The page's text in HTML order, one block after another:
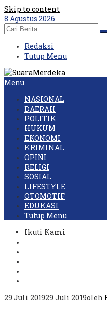
Skip to content
8 Agustus 2026
Redaksi
Tutup Menu
Menu
NASIONAL
DAERAH
POLITIK
HUKUM
EKONOMI
KRIMINAL
OPINI
RELIGI
SOSIAL
LIFESTYLE
OTOMOTIF
EDUKASI
Tutup Menu
Ikuti Kami
29 Juli 201929 Juli 2019oleh